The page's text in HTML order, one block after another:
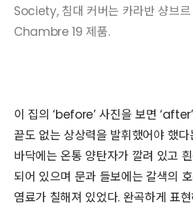
Society, 침대 커버는 카라반 샹브
Chambre 19 제품.
이 집의 ‘before’ 사진을 보면
끝도 없는 상상력을 발휘했어야 했
바닥에는 온통 양탄자가 깔려 있고
되어 있으며 문과 들보에는 갈색의
염료가 칠해져 있었다. 완곡하게 표